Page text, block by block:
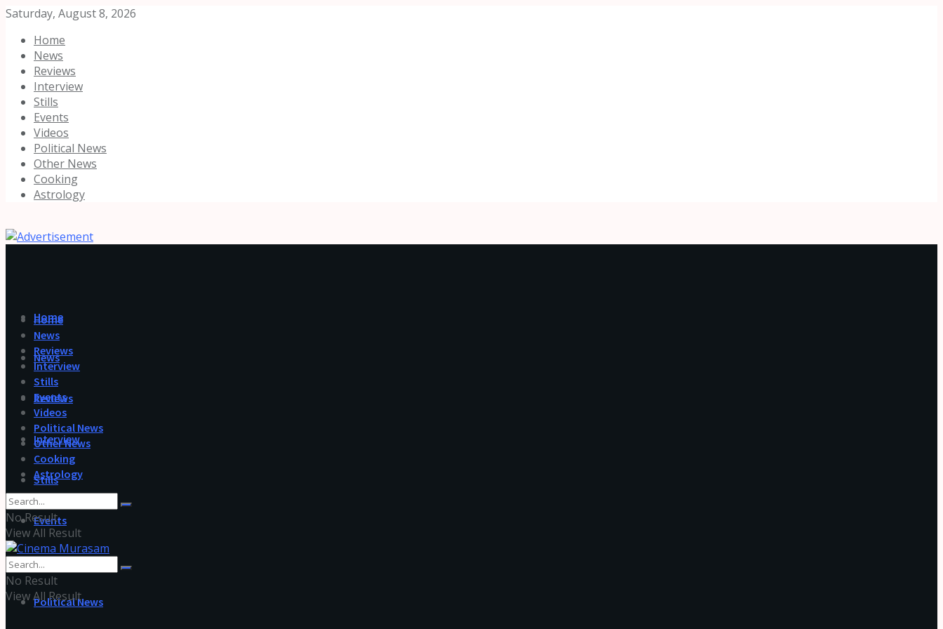
Saturday, August 8, 2026
Home
News
Reviews
Interview
Stills
Events
Videos
Political News
Other News
Cooking
Astrology
Home
News
Reviews
Interview
Stills
Events
Videos
Political News
Home
News
Reviews
Interview
Stills
Events
Videos
Political News
Other News
Cooking
Astrology
No Result
View All Result
No Result
View All Result